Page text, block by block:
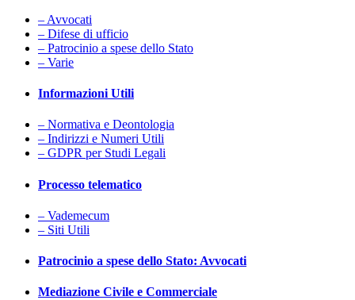
– Avvocati
– Difese di ufficio
– Patrocinio a spese dello Stato
– Varie
Informazioni Utili
– Normativa e Deontologia
– Indirizzi e Numeri Utili
– GDPR per Studi Legali
Processo telematico
– Vademecum
– Siti Utili
Patrocinio a spese dello Stato: Avvocati
Mediazione Civile e Commerciale